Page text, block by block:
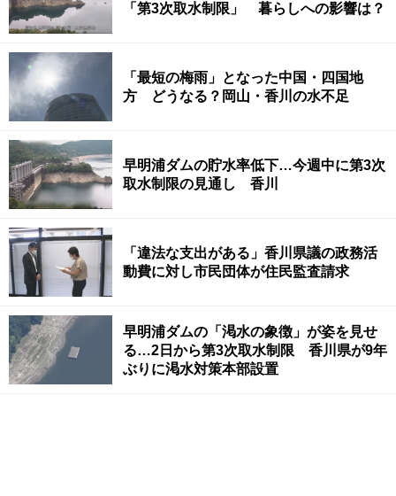
「第3次取水制限」 暮らしへの影響は？
「最短の梅雨」となった中国・四国地
方 どうなる？岡山・香川の水不足
早明浦ダムの貯水率低下…今週中に第3次
取水制限の見通し 香川
「違法な支出がある」香川県議の政務活
動費に対し市民団体が住民監査請求
早明浦ダムの「渇水の象徴」が姿を見せ
る…2日から第3次取水制限 香川県が9年
ぶりに渇水対策本部設置